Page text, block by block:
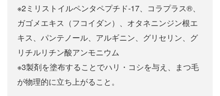
※2ミリストイルペンタペプチド-17、コラプラス®、
ガゴメエキス（フコイダン）、オタネニンジン根エ
キス、パンテノール、アルギニン、グリセリン、グ
リチルリチン酸アンモニウム
※3製剤を塗布することでハリ・コシを与え、まつ毛
が物理的に立ち上がること。